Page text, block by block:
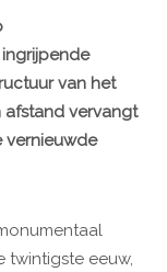
van het
vervangt
vernieuwde
twintigste eeuw,